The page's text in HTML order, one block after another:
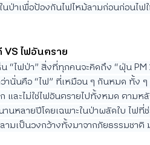
นป่าเพื่อป้องกันไฟไหม้ลามก่อนก่อนไ
VS ไฟอันตราย
“ไฟป่า” สิ่งที่ทุกคนจะคิดถึง “ฝุ่น PM
านั่นคือ “ไฟ” ที่เหมือน ๆ กันหมด ทั้ง
และไม่ใช่ไฟอันตรายไปทั้งหมด ตาม
นหลายปีโดยเฉพาะในป่าผลัดใบ ไฟที่
ามเป็นวงกว้างทั้งมาจากภัยธรรมชา